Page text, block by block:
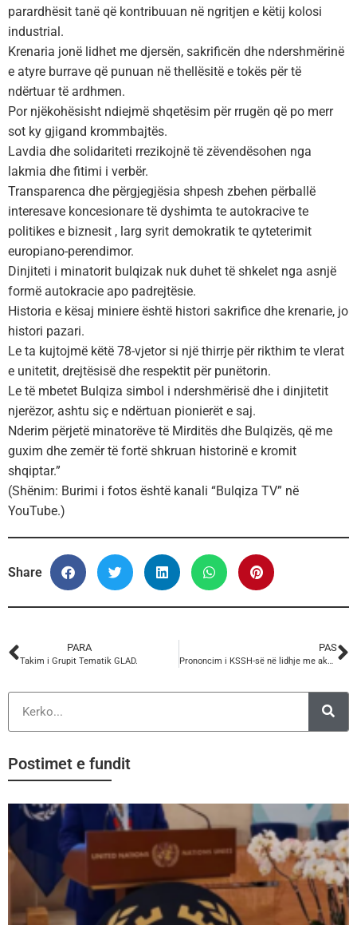
parardhësit tanë që kontribuuan në ngritjen e këtij kolosi
industrial.
Krenaria jonë lidhet me djersën, sakrificën dhe ndershmërinë
e atyre burrave që punuan në thellësitë e tokës për të
ndërtuar të ardhmen.
Por njëkohësisht ndiejmë shqetësim për rrugën që po merr
sot ky gjigand krommbajtës.
Lavdia dhe solidariteti rrezikojnë të zëvendësohen nga
lakmia dhe fitimi i verbër.
Transparenca dhe përgjegjësia shpesh zbehen përballë
interesave koncesionare të dyshimta te autokracive te
politikes e biznesit , larg syrit demokratik te qyteterimit
europiano-perendimor.
Dinjiteti i minatorit bulqizak nuk duhet të shkelet nga asnjë
formë autokracie apo padrejtësie.
Historia e kësaj miniere është histori sakrifice dhe krenarie, jo
histori pazari.
Le ta kujtojmë këtë 78-vjetor si një thirrje për rikthim te vlerat
e unitetit, drejtësisë dhe respektit për punëtorin.
Le të mbetet Bulqiza simbol i ndershmërisë dhe i dinjitetit
njerëzor, ashtu siç e ndërtuan pionierët e saj.
Nderim përjetë minatorëve të Mirditës dhe Bulqizës, që me
guxim dhe zemër të fortë shkruan historinë e kromit
shqiptar.”
(Shënim: Burimi i fotos është kanali “Bulqiza TV” në
YouTube.)
Share
PARA
Takim i Grupit Tematik GLAD.
PAS
Prononcim i KSSH-së në lidhje me aksidentin në Tale, Lezhë.
Postimet e fundit